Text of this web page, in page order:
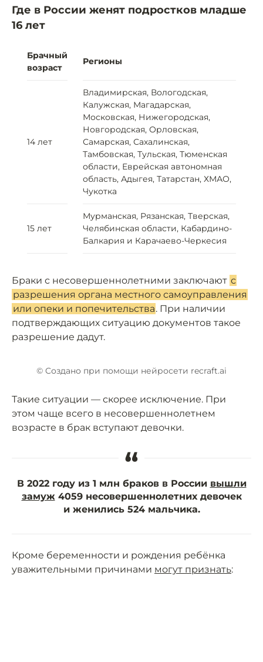
Где в России женят подростков младше
16 лет
Брачный
возраст
Регионы
14 лет
Владимирская, Вологодская,
Калужская, Магадарская,
Московская, Нижегородская,
Новгородская, Орловская,
Самарская, Сахалинская,
Тамбовская, Тульская, Тюменская
области, Еврейская автономная
область, Адыгея, Татарстан, ХМАО,
Чукотка
15 лет
Мурманская, Рязанская, Тверская,
Челябинская области, Кабардино-
Балкария и Карачаево-Черкесия
Браки с несовершеннолетними заключают с
разрешения органа местного самоуправления
или опеки и попечительства. При наличии
подтверждающих ситуацию документов такое
разрешение дадут.
© Cоздано при помощи нейросети recraft.ai
Такие ситуации — скорее исключение. При
этом чаще всего в несовершеннолетнем
возрасте в брак вступают девочки.
“
В 2022 году из 1 млн браков в России вышли
замуж 4059 несовершеннолетних девочек
и женились 524 мальчика.
Кроме беременности и рождения ребёнка
уважительными причинами могут признать: